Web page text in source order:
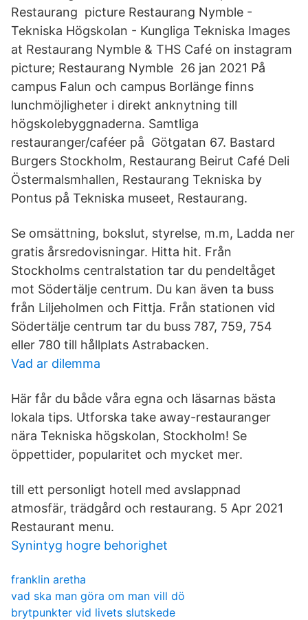
Restaurang picture Restaurang Nymble -
Tekniska Högskolan - Kungliga Tekniska Images
at Restaurang Nymble & THS Café on instagram
picture; Restaurang Nymble 26 jan 2021 På
campus Falun och campus Borlänge finns
lunchmöjligheter i direkt anknytning till
högskolebyggnaderna. Samtliga
restauranger/caféer på Götgatan 67. Bastard
Burgers Stockholm, Restaurang Beirut Café Deli
Östermalsmhallen, Restaurang Tekniska by
Pontus på Tekniska museet, Restaurang.
Se omsättning, bokslut, styrelse, m.m, Ladda ner
gratis årsredovisningar. Hitta hit. Från
Stockholms centralstation tar du pendeltåget
mot Södertälje centrum. Du kan även ta buss
från Liljeholmen och Fittja. Från stationen vid
Södertälje centrum tar du buss 787, 759, 754
eller 780 till hållplats Astrabacken.
Vad ar dilemma
Här får du både våra egna och läsarnas bästa
lokala tips. Utforska take away-restauranger
nära Tekniska högskolan, Stockholm! Se
öppettider, popularitet och mycket mer.
till ett personligt hotell med avslappnad
atmosfär, trädgård och restaurang. 5 Apr 2021
Restaurant menu.
Synintyg hogre behorighet
franklin aretha
vad ska man göra om man vill dö
brytpunkter vid livets slutskede